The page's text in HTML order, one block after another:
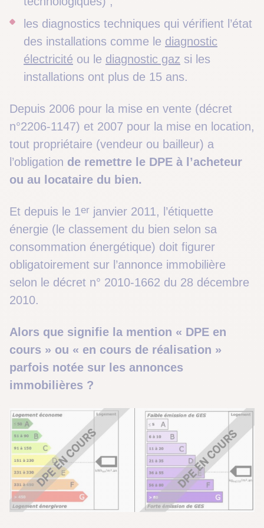
les diagnostics techniques qui vérifient l’état
des installations comme le diagnostic
électricité ou le diagnostic gaz si les
installations ont plus de 15 ans.
Depuis 2006 pour la mise en vente (décret
n°2206-1147) et 2007 pour la mise en location,
tout propriétaire (vendeur ou bailleur) a
l’obligation de remettre le DPE à l’acheteur
ou au locataire du bien.
Et depuis le 1er janvier 2011, l’étiquette
énergie (le classement du bien selon sa
consommation énergétique) doit figurer
obligatoirement sur l’annonce immobilière
selon le décret n° 2010-1662 du 28 décembre
2010.
Alors que signifie la mention « DPE en
cours » ou « en cours de réalisation »
parfois notée sur les annonces
immobilières ?